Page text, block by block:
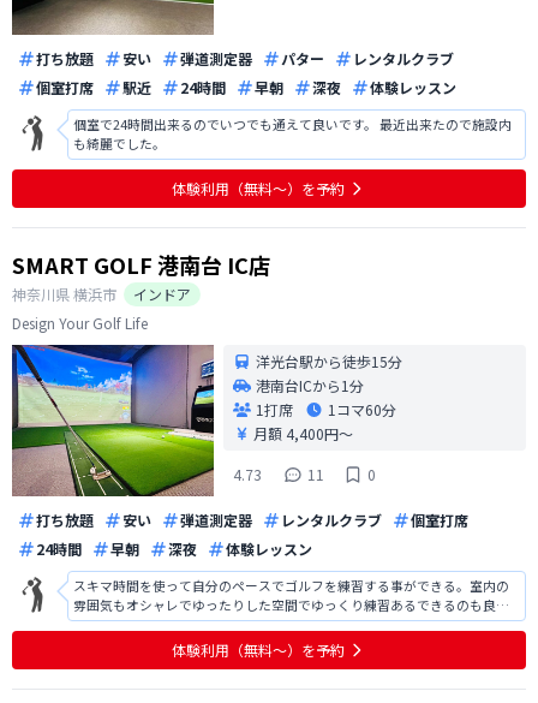
打ち放題 安い 弾道測定器 パター
レンタルクラブ
個室打席
駅近 24時間 早朝 深夜 体験レッスン
個室で24時間出来るのでいつでも通えて良いです。 最近出来たので施設内
も綺麗でした。
体験利用（無料〜）を予約
SMART GOLF 港南台 IC店
神奈川県横浜市
インドア
Design Your Golf Life
洋光台駅から徒歩15分
港南台ICから1分
1打席
1コマ60分
月額 4,400円〜
4.73
11 0
打ち放題 安い 弾道測定器 レンタルクラブ
個室打席
24時間
早朝 深夜 体験レッスン
スキマ時間を使って自分のペースでゴルフを練習する事ができる。室内の
雰囲気もオシャレでゆったりした空間でゆっくり練習あるできるのも良
い。
体験利用（無料〜）を予約